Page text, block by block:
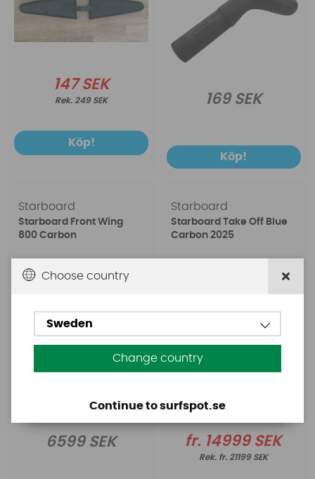
147 SEK
249 SEK
Köp!
169 SEK
Köp!
Starboard
Starboard Front Wing
800 Carbon
6599 SEK
Starboard
Starboard Take Off Blue
Carbon 2025
fr. 14999 SEK
fr. 21199 SEK
Choose country
Sweden
Change country
Continue to surfspot.se